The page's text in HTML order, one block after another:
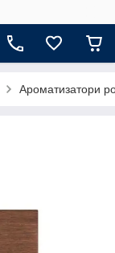
Ароматизатори